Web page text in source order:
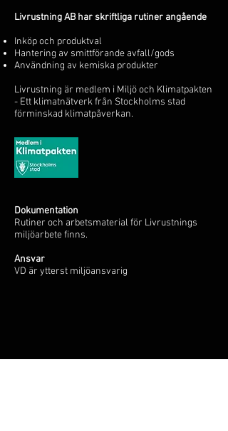
Livrustning AB har skriftliga rutiner angående
Inköp och produktval
Hantering av smittförande avfall/gods
Användning av kemiska produkter
Livrustning är medlem i Miljö och Klimatpakten
- Ett klimatnätverk från Stockholms stad
förminskad klimatpåverkan.
Dokumentation
Rutiner och arbetsmaterial för Livrustnings
miljöarbete finns.
Ansvar
VD är ytterst miljöansvarig